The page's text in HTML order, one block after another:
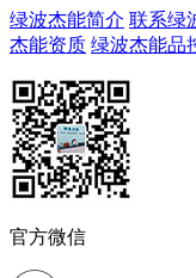
绿波杰能简介 联系绿
杰能资质 绿波杰能品
官方微信